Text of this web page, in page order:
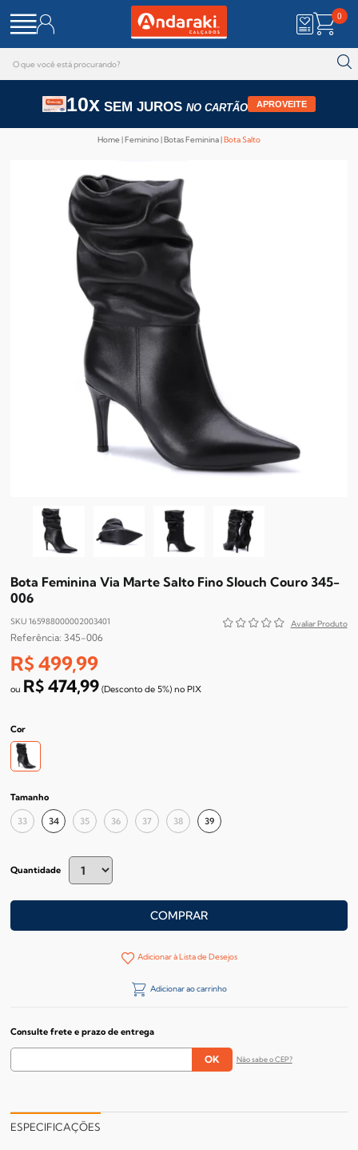
0
10x SEM JUROS NO CARTÃO APROVEITE
Home Feminino Botas Feminina Bota Salto
Bota Feminina Via Marte Salto Fino Slouch Couro 345-
006
SKU 165988000002003401
345-006
R$ 499,99
R$ 474,99 (Desconto de 5%) no PIX
Cor
Tamanho
33 34 35 36 37 38 39
Quantidade
COMPRAR
Adicionar à Lista de Desejos
Adicionar ao carrinho
Consulte frete e prazo de entrega
Não sabe o CEP?
ESPECIFICAÇÕES